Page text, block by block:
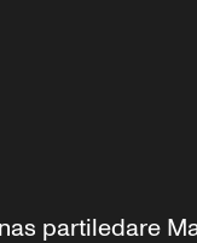
partiledare